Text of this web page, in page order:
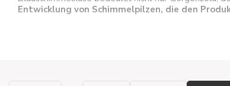
Entwicklung von Schimmelpilzen, die den